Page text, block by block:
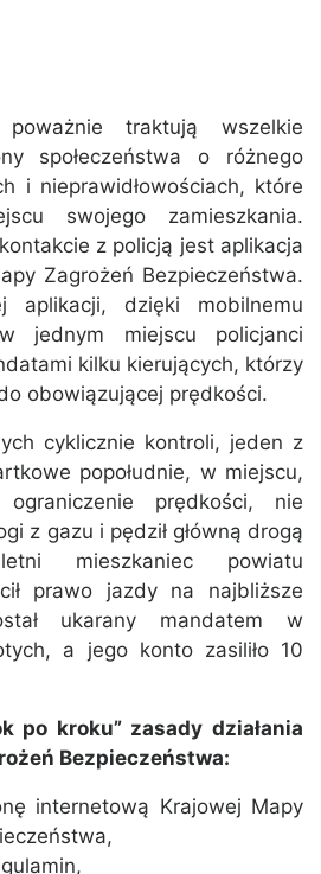
traktują wszelkie
społeczeństwa o różnego
i nieprawidłowościach, które
swojego zamieszkania.
z policją jest aplikacja
Zagrożeń Bezpieczeństwa.
dzięki mobilnemu
jednym miejscu policjanci
kilku kierujących, którzy
obowiązującej prędkości.
cyklicznie kontroli, jeden z
popołudnie, w miejscu,
prędkości, nie
z gazu i pędził główną drogą
mieszkaniec powiatu
prawo jazdy na najbliższe
ukarany mandatem w
a jego konto zasiliło 10
po kroku” zasady działania
Bezpieczeństwa:
internetową Krajowej Mapy